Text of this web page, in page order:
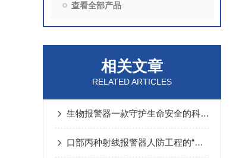
查看全部产品
相关文章
RELATED ARTICLES
生物报警器一款守护生命安全的科技哨兵
口部丙种射线报警器人防工程的“核生化”哨兵